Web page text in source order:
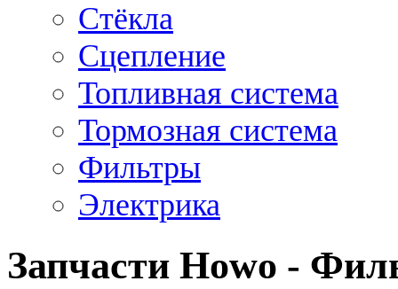
Стёкла
Сцепление
Топливная система
Тормозная система
Фильтры
Электрика
Запчасти Howo -